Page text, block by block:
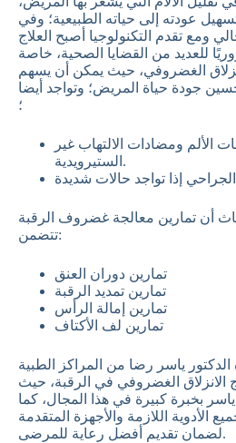
عودته إلى حياته الطبيعية؛ وفي
ومع تقدم التكنولوجيا أصبح العلاج
للعديد من القضايا الصحية، خاصة
الغضروفي، حيث يمكن أن يسهم
جودة حياة المريض؛ وتواجد أيضا
؛
الألم ومضادات الالتهاب غير
الستيرويدية.
إذا تواجد حالات شديدة
أن تمارين معالجة غضروف الرقبة
تتضمن:
تمارين دوران العنق
تمارين تمديد الرقبة
تمارين إمالة الرأس
تمارين لف الأكتاف
ياسر رضا من المراكز الطبية
الانزلاق الغضروفي في الرقبة، حيث
ياسر بخبرة كبيرة في هذا المجال، كما
الأدوية اللازمة والأجهزة المتقدمة
لضمان تقديم أفضل رعاية للمرضى.